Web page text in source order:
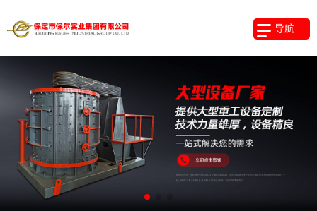
导航